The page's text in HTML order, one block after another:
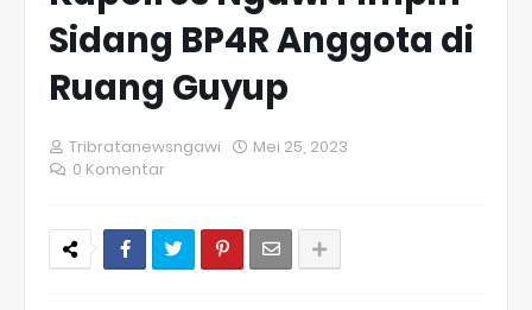
Sidang BP4R Anggota di
Ruang Guyup
Tribratanewsngawi
Mei 25, 2023
0 Komentar